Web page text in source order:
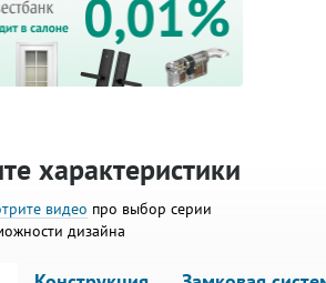
характеристики
видео про выбор серии
дизайна